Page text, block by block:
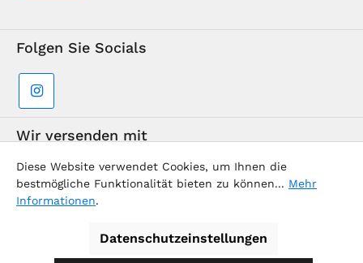
Folgen Sie Socials
Wir versenden mit
Diese Website verwendet Cookies, um Ihnen die
bestmögliche Funktionalität bieten zu können... Mehr
Informationen.
Datenschutzeinstellungen